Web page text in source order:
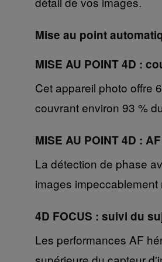
Mise au point
MISE AU POINT 4D :
Cet appareil photo offre
couvrant environ 93 %
MISE AU POINT 4D :
La détection de phase
images
4D FOCUS : suivi du
Les performances AF